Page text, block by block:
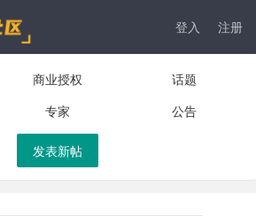
登入 注册
商业授权
话题
专家 公告
发表新帖